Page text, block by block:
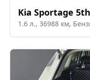
Kia Sportage
1.6 л., 36988 км,